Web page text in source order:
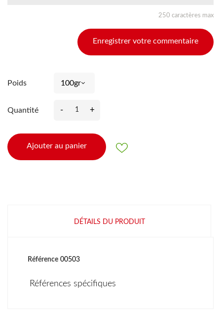
250 caractères max
Enregistrer votre commentaire
Poids
Quantité - +
Ajouter au panier
DÉTAILS DU PRODUIT
Référence 00503
Références spécifiques